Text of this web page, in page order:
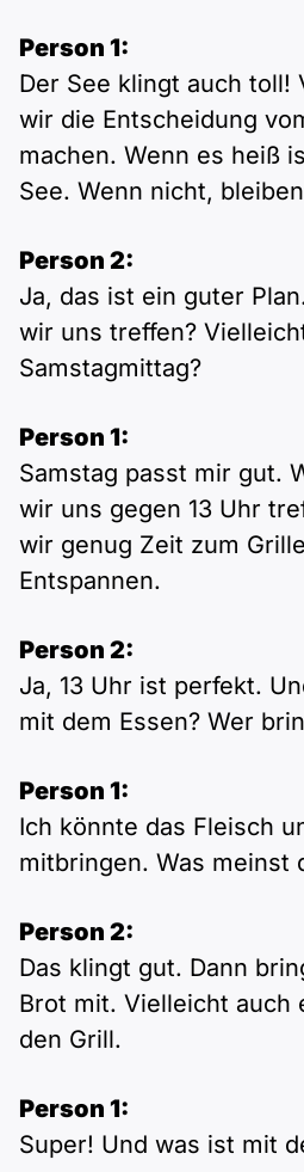
Person 1:
Der See klingt auch toll!
wir die Entscheidung
machen. Wenn es heiß
See. Wenn nicht,
Person 2:
Ja, das ist ein guter
wir uns treffen?
Samstagmittag?
Person 1:
Samstag passt mir gut.
wir uns gegen 13 Uhr
wir genug Zeit zum
Entspannen.
Person 2:
Ja, 13 Uhr ist perfekt.
mit dem Essen? Wer
Person 1:
Ich könnte das Fleisch
mitbringen. Was meinst
Person 2:
Das klingt gut. Dann
Brot mit. Vielleicht auch
den Grill.
Person 1:
Super! Und was ist mit